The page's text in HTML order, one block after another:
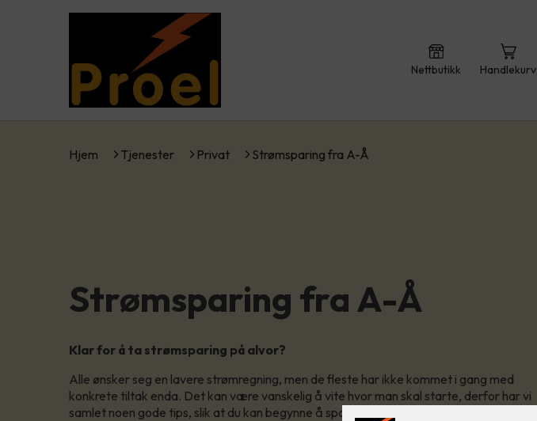
Nettbutikk Handlekurv
Hjem Tjenester Privat Strømsparing fra A-Å
Strømsparing fra A-Å
Klar for å ta strømsparing på alvor?
Alle ønsker seg en lavere strømregning, men de fleste har ikke kommet i gang med
konkrete tiltak enda. Det kan være vanskelig å vite hvor man skal starte, derfor har vi
samlet noen gode tips, slik at du kan begynne å spare strøm allerede i dag!